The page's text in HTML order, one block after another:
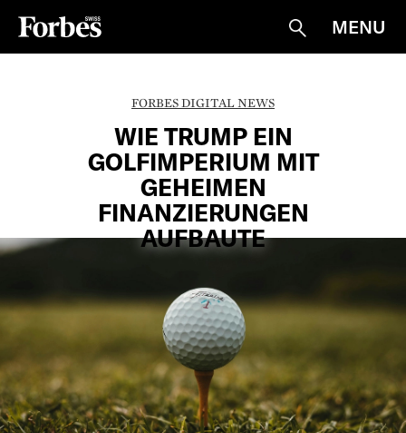
Suche
MENU
FORBES DIGITAL NEWS
WIE TRUMP EIN
GOLFIMPERIUM MIT
GEHEIMEN
FINANZIERUNGEN
AUFBAUTE